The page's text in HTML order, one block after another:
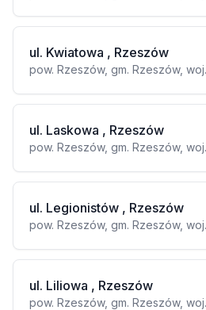
ul. Kwiatowa , Rzeszów
pow. Rzeszów, gm. Rzeszów,
ul. Laskowa , Rzeszów
pow. Rzeszów, gm. Rzeszów,
ul. Legionistów , Rzeszów
pow. Rzeszów, gm. Rzeszów,
ul. Liliowa , Rzeszów
pow. Rzeszów, gm. Rzeszów,